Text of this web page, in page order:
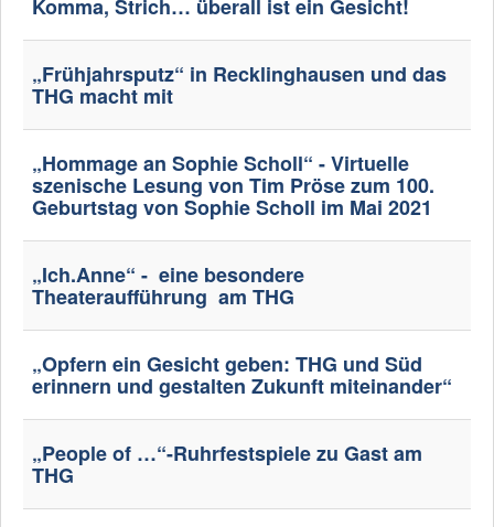
Komma, Strich… überall ist ein Gesicht!
„Frühjahrsputz“ in Recklinghausen und das
THG macht mit
„Hommage an Sophie Scholl“ - Virtuelle
szenische Lesung von Tim Pröse zum 100.
Geburtstag von Sophie Scholl im Mai 2021
„Ich.Anne“ - eine besondere
Theateraufführung am THG
„Opfern ein Gesicht geben: THG und Süd
erinnern und gestalten Zukunft miteinander“
„People of …“-Ruhrfestspiele zu Gast am
THG